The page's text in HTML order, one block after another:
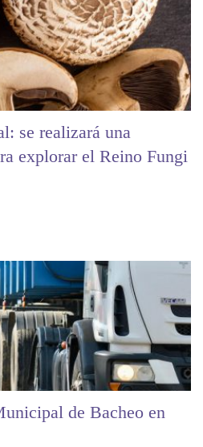
se realizará una
explorar el Reino Fungi
de Bacheo en